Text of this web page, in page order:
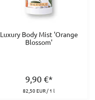
Luxury Body Mist 'Orange
Blossom'
9,90€*
82,50 EUR / 1 l